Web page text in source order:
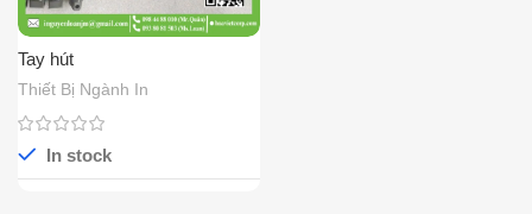
Tay hút
Thiết Bị Ngành In
In stock